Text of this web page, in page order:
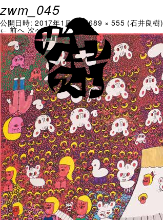
zwm_045
公開日時: 2017年1月10日689 × 555 (石井良樹)
← 前へ 次へ →